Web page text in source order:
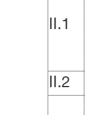
II.1
II.2